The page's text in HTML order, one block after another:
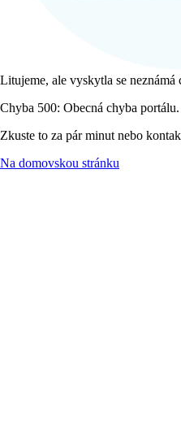
Litujeme, ale vyskytla se neznámá
Chyba 500: Obecná chyba portálu.
Zkuste to za pár minut nebo
Na domovskou stránku